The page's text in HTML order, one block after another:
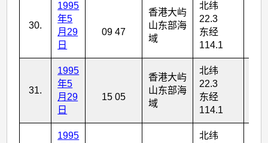
30.
1995
年5
月29
日
09 47
香港大屿
山东部海
域
北纬
22.3
东经
114.1
31.
1995
年5
月29
日
15 05
香港大屿
山东部海
域
北纬
22.3
东经
114.1
1995
北纬